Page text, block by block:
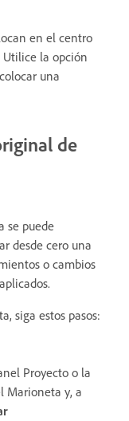
en el centro
Utilice la opción
una
de
se puede
desde cero una
o cambios
siga estos pasos:
Proyecto o la
Marioneta y, a